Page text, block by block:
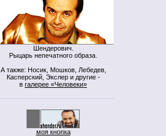
Шендерович.
Рыцарь непечатного образа.
А также: Носик, Мошков, Лебедев,
Касперский, Экслер и другие -
в галерее «Человеки»
моя кнопка